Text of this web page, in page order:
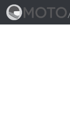
Skip to content